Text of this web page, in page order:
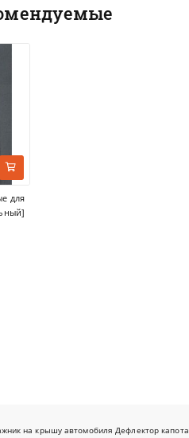
для
на крышу автомобиля Дефлектор капота